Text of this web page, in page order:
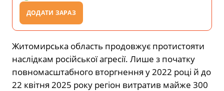
ДОДАТИ ЗАРАЗ
Житомирська область продовжує протистояти
наслідкам російської агресії. Лише з початку
повномасштабного вторгнення у 2022 році й до
22 квітня 2025 року регіон витратив майже 300